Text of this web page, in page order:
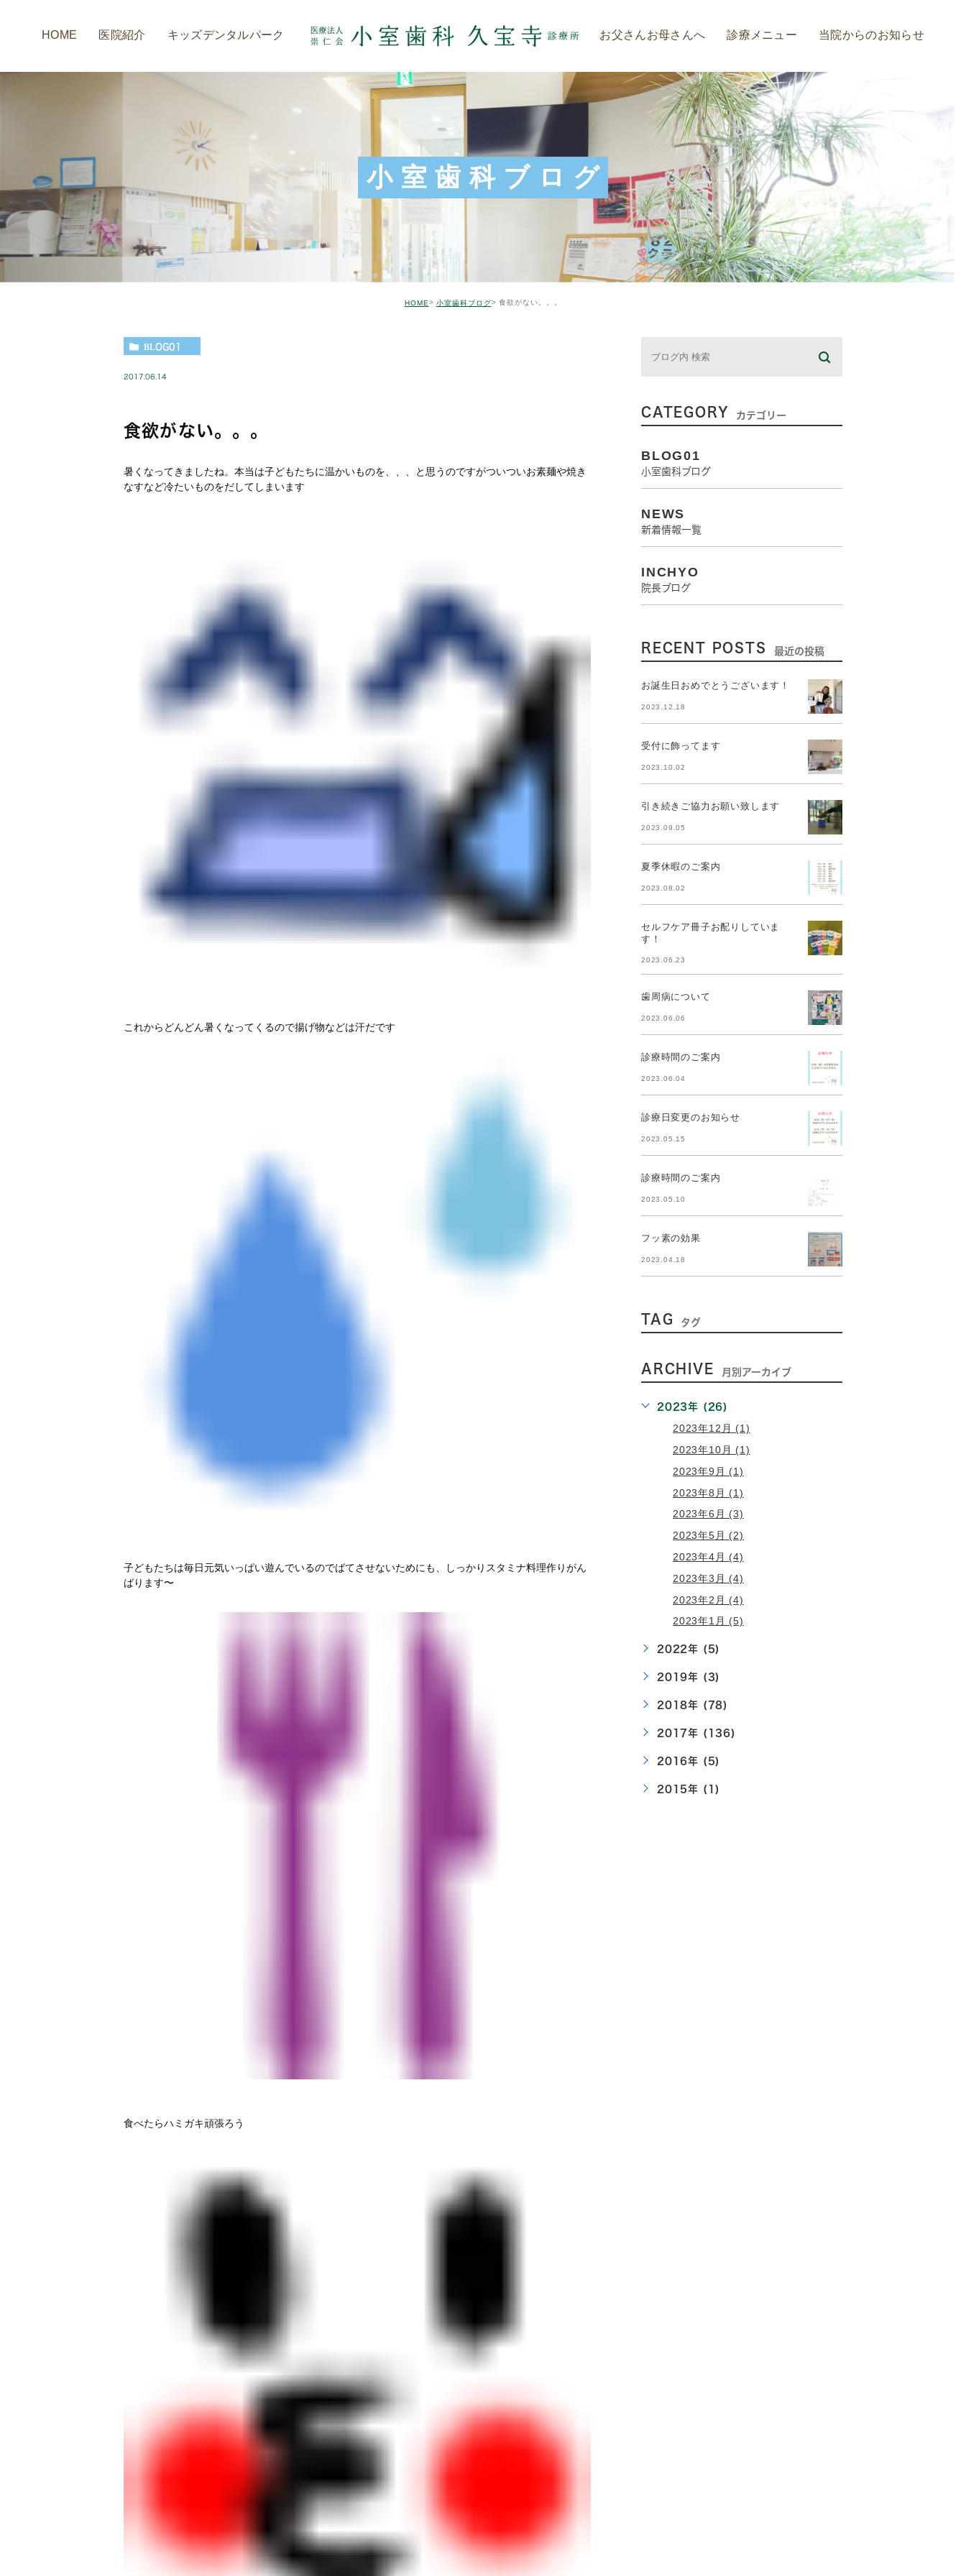
HOME 医院紹介 キッズデンタルパーク お父さんお母さんへ 診療メニュー
診療の流れ
虫歯治療
歯周病予防・治療
インプラント
入れ歯
ホワイトニング
審美治療
矯正治療
当院からのお知らせ
小室歯科ブログ
HOME 小室歯科ブログ 食欲がない。。。
BLOG01
2017.06.14
食欲がない。。。
暑くなってきましたね。本当は子どもたちに温かいものを、、、と思うのですがついついお素麺や焼き
なすなど冷たいものをだしてしまいます
これからどんどん暑くなってくるので揚げ物などは汗だです
子どもたちは毎日元気いっぱい遊んでいるのでばてさせないためにも、しっかりスタミナ料理作りがん
ばります〜
食べたらハミガキ頑張ろう
CATEGORY カテゴリー
BLOG01
小室歯科ブログ
NEWS
新着情報一覧
INCHYO
院長ブログ
RECENT POSTS 最近の投稿
お誕生日おめでとうございます！
2023.12.18
受付に飾ってます
2023.10.02
引き続きご協力お願い致します
2023.09.05
夏季休暇のご案内
2023.08.02
セルフケア冊子お配りしていま
す！
2023.06.23
歯周病について
2023.06.06
診療時間のご案内
2023.06.04
診療日変更のお知らせ
2023.05.15
診療時間のご案内
2023.05.10
フッ素の効果
2023.04.18
TAG タグ
ARCHIVE 月別アーカイブ
2023年 (26)
2023年12月 (1)
2023年10月 (1)
2023年9月 (1)
2023年8月 (1)
2023年6月 (3)
2023年5月 (2)
2023年4月 (4)
2023年3月 (4)
2023年2月 (4)
2023年1月 (5)
2022年 (5)
2019年 (3)
2018年 (78)
2017年 (136)
2016年 (5)
2015年 (1)